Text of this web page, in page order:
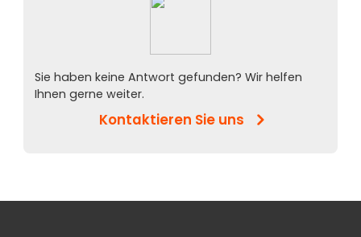
Sie haben keine Antwort gefunden? Wir helfen
Ihnen gerne weiter.
Kontaktieren Sie uns